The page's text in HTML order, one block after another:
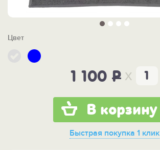
Цвет
1 100 P x
В корзину
Быстрая покупка 1 клик